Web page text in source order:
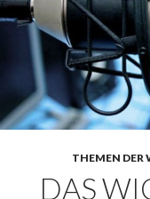
THEMEN DER
DAS